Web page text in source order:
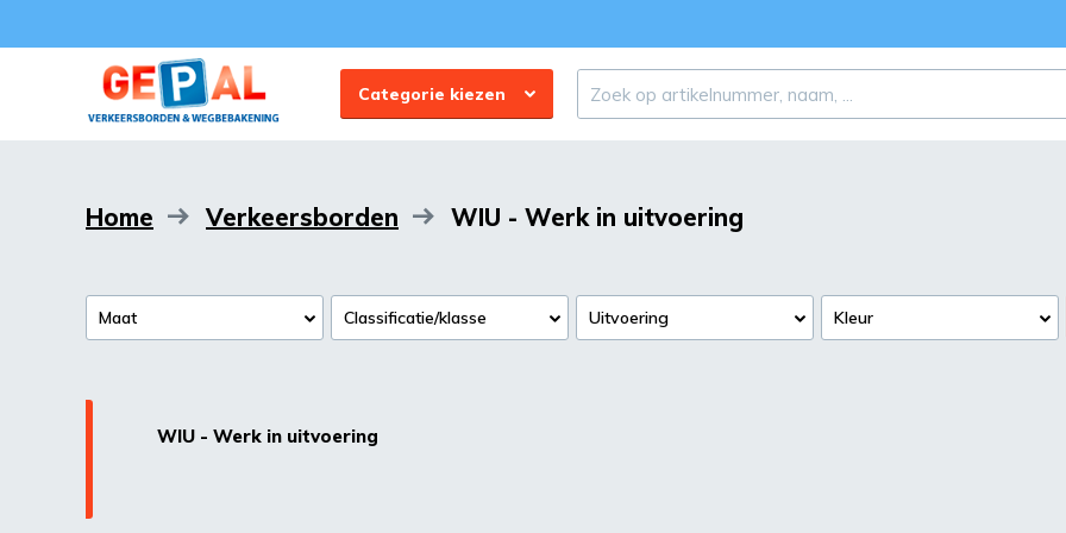
Categorie kiezen
Home Verkeersborden WIU - Werk in uitvoering
Maat Classificatie/klasse Uitvoering Kleur
WIU - Werk in uitvoering